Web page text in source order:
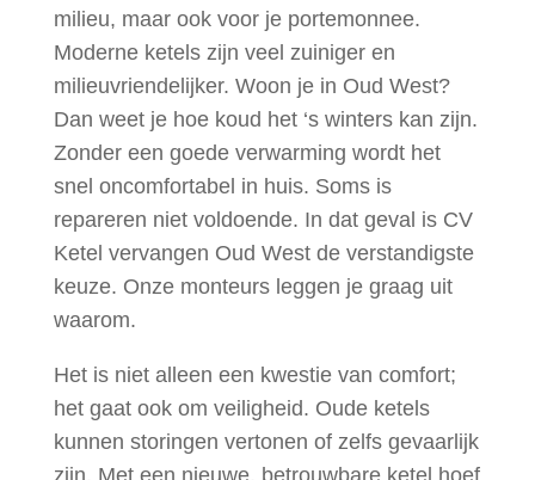
milieu, maar ook voor je portemonnee.
Moderne ketels zijn veel zuiniger en
milieuvriendelijker. Woon je in Oud West?
Dan weet je hoe koud het ‘s winters kan zijn.
Zonder een goede verwarming wordt het
snel oncomfortabel in huis. Soms is
repareren niet voldoende. In dat geval is CV
Ketel vervangen Oud West de verstandigste
keuze. Onze monteurs leggen je graag uit
waarom.
Het is niet alleen een kwestie van comfort;
het gaat ook om veiligheid. Oude ketels
kunnen storingen vertonen of zelfs gevaarlijk